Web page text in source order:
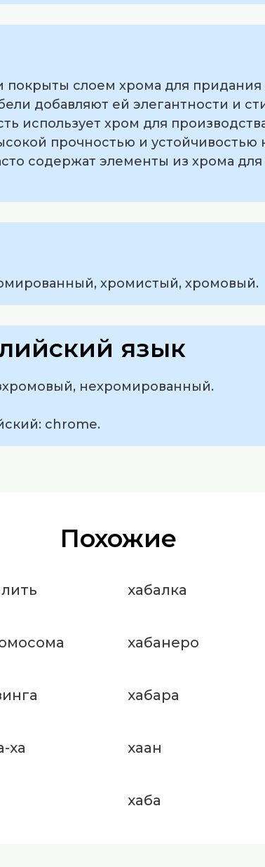
слоем хрома для придания
добавляют ей элегантности и
использует хром для
прочностью и устойчивостью
содержат элементы из хрома
хромистый, хромовый.
язык
нехромированный.
chrome.
Похожие
хабалка
хабанеро
хабара
ха хаан
хаба